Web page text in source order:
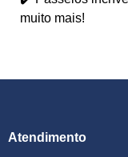
muito mais!
Atendimento